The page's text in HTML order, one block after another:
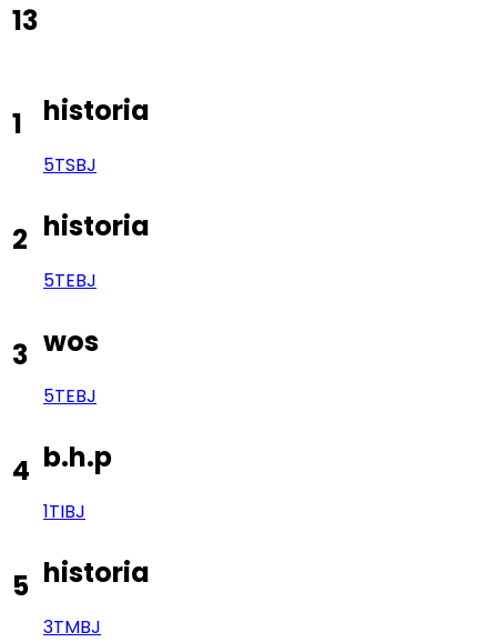
13
1 historia
5TSBJ
2 historia
5TEBJ
3 wos
5TEBJ
4 b.h.p
1TIBJ
5 historia
3TMBJ